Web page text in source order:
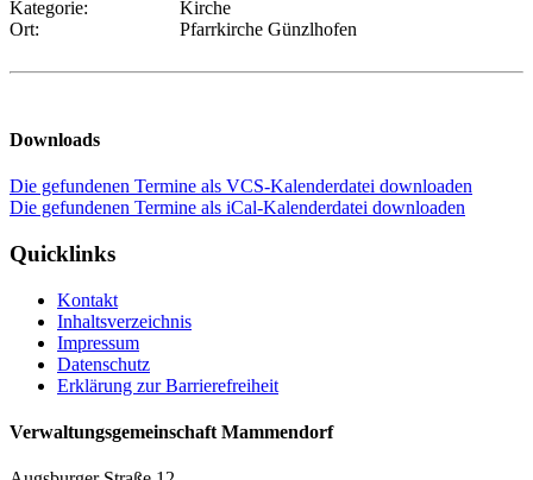
Kategorie:
Kirche
Ort:
Pfarrkirche Günzlhofen
Downloads
Die gefundenen Termine als VCS-Kalenderdatei downloaden
Die gefundenen Termine als iCal-Kalenderdatei downloaden
Quicklinks
Kontakt
Inhaltsverzeichnis
Impressum
Datenschutz
Erklärung zur Barrierefreiheit
Verwaltungsgemeinschaft Mammendorf